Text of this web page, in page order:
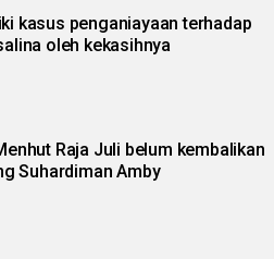
kasus penganiayaan terhadap
oleh kekasihnya
Raja Juli belum kembalikan
Suhardiman Amby